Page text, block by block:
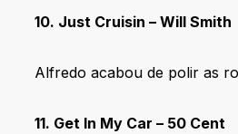
10. Just Cruisin – Will Smith
Alfredo acabou de polir as
11. Get In My Car – 50 Cent